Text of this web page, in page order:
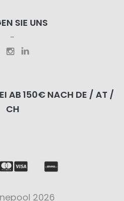
SIE UNS
AB 150€ NACH DE / AT /
CH
2026